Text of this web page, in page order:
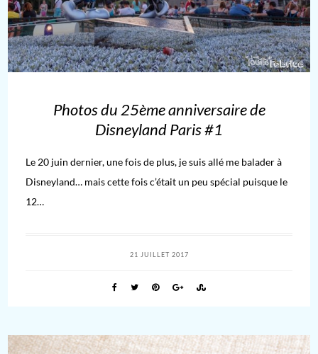
Photos du 25ème anniversaire de
Disneyland Paris #1
Le 20 juin dernier, une fois de plus, je suis allé me balader à
Disneyland… mais cette fois c’était un peu spécial puisque le
12…
21 JUILLET 2017